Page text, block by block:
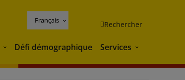
Français Rechercher
Environnement
Défi démographique Services Services